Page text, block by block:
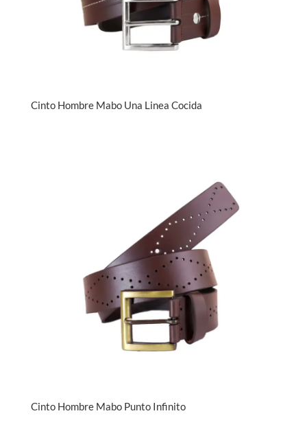
Cinto Hombre Mabo Una Linea Cocida
Cinto Hombre Mabo Punto Infinito